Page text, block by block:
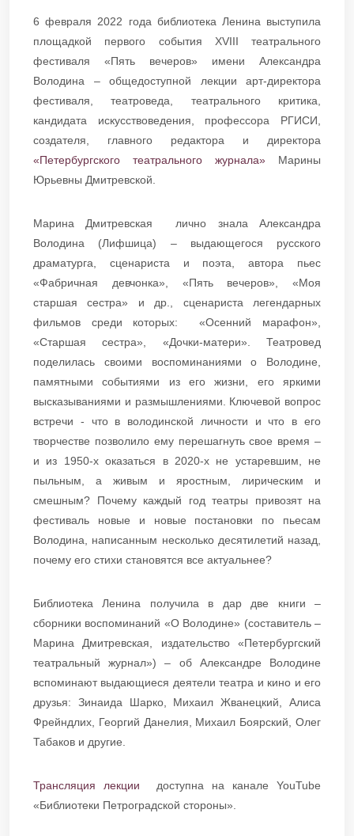
6 февраля 2022 года библиотека Ленина выступила
площадкой первого события XVIII театрального
фестиваля «Пять вечеров» имени Александра
Володина – общедоступной лекции арт-директора
фестиваля, театроведа, театрального критика,
кандидата искусствоведения, профессора РГИСИ,
создателя, главного редактора и директора
«Петербургского театрального журнала» Марины
Юрьевны Дмитревской.
Марина Дмитревская лично знала Александра
Володина (Лифшица) – выдающегося русского
драматурга, сценариста и поэта, автора пьес
«Фабричная девчонка», «Пять вечеров», «Моя
старшая сестра» и др., сценариста легендарных
фильмов среди которых: «Осенний марафон»,
«Старшая сестра», «Дочки-матери». Театровед
поделилась своими воспоминаниями о Володине,
памятными событиями из его жизни, его яркими
высказываниями и размышлениями. Ключевой вопрос
встречи - что в володинской личности и что в его
творчестве позволило ему перешагнуть свое время –
и из 1950-х оказаться в 2020-х не устаревшим, не
пыльным, а живым и яростным, лирическим и
смешным? Почему каждый год театры привозят на
фестиваль новые и новые постановки по пьесам
Володина, написанным несколько десятилетий назад,
почему его стихи становятся все актуальнее?
Библиотека Ленина получила в дар две книги –
сборники воспоминаний «О Володине» (составитель –
Марина Дмитревская, издательство «Петербургский
театральный журнал») – об Александре Володине
вспоминают выдающиеся деятели театра и кино и его
друзья: Зинаида Шарко, Михаил Жванецкий, Алиса
Фрейндлих, Георгий Данелия, Михаил Боярский, Олег
Табаков и другие.
Трансляция лекции доступна на канале YouTube
«Библиотеки Петроградской стороны».